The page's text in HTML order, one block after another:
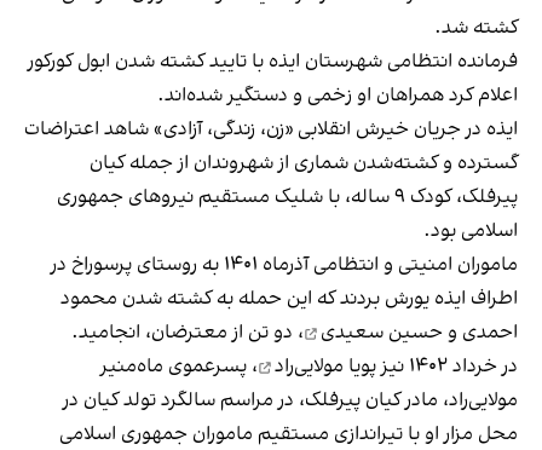
کشته شد.
فرمانده انتظامی شهرستان ایذه با تایید کشته شدن ابول کورکور
اعلام کرد همراهان او زخمی و دستگیر شده‌اند.
ایذه در جریان خیرش انقلابی «زن، زندگی، آزادی» شاهد اعتراضات
گسترده و کشته‌شدن شماری از شهروندان از جمله کیان
پیرفلک، کودک ۹ ساله، با شلیک مستقیم نیروهای جمهوری
اسلامی بود.
ماموران امنیتی و انتظامی آذرماه ۱۴۰۱ به روستای پرسوراخ در
اطراف ایذه یورش بردند که این حمله به کشته‌ شدن محمود
احمدی و حسین سعیدی
، دو تن از معترضان، انجامید.
در خرداد ۱۴۰۲ نیز
پویا مولایی‌راد
، پسرعموی ماه‌منیر
مولایی‌راد، مادر کیان پیرفلک، در مراسم سالگرد تولد کیان در
محل مزار او با تیراندازی مستقیم ماموران جمهوری اسلامی